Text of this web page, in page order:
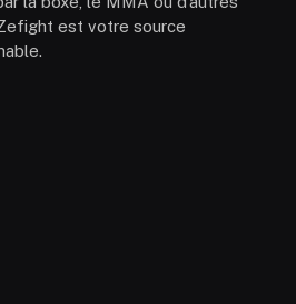
est votre source